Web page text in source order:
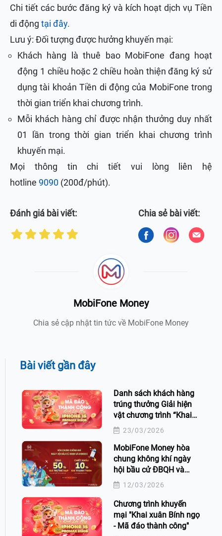
Chi tiết các bước đăng ký và kích hoạt dịch vụ Tiền
di động tại đây.
Lưu ý: Đối tượng được hưởng khuyến mại:
Khách hàng là thuê bao MobiFone đang hoạt
động 1 chiều hoặc 2 chiều hoàn thiện đăng ký sử
dụng tài khoản Tiền di động của MobiFone trong
thời gian triển khai chương trình.
Mỗi khách hàng chỉ được nhận thưởng duy nhất
01 lần trong thời gian triển khai chương trình
khuyến mại.
Mọi thông tin chi tiết vui lòng liên hệ
hotline 9090 (200đ/phút).
Đánh giá bài viết: Chia sẻ bài viết:
MobiFone Money
Chia sẻ cập nhật tin tức về MobiFone Money
Bài viết gần đây
Danh sách khách hàng
trúng thưởng Giải hiện
vật chương trình “Khai
xuân Bính Ngọ - Mã đáo
dụng MobiFone Money
23/03/2026
MobiFone Money hòa
chung không khí ngày
hội bầu cử ĐBQH và
HĐND các cấp
12/03/2026
Chương trình khuyến
mại "Khai xuân Bính ngọ
- Mã đáo thành công"